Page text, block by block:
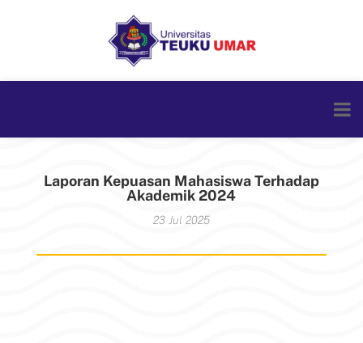
Laporan Kepuasan Mahasiswa Terhadap
Akademik 2024
23 Jul 2025